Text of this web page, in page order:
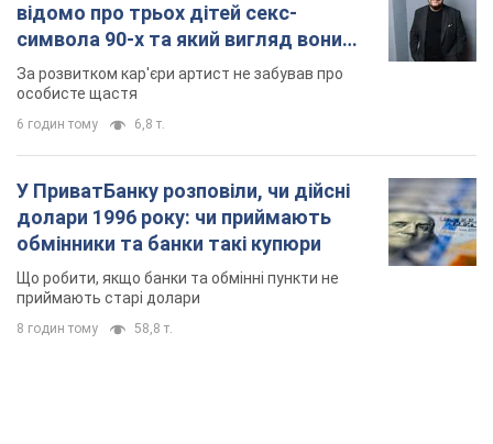
відомо про трьох дітей секс-
символа 90-х та який вигляд вони
мають
За розвитком кар'єри артист не забував про
особисте щастя
6 годин тому 6,8 т.
У ПриватБанку розповіли, чи дійсні
долари 1996 року: чи приймають
обмінники та банки такі купюри
Що робити, якщо банки та обмінні пункти не
приймають старі долари
8 годин тому 58,8 т.